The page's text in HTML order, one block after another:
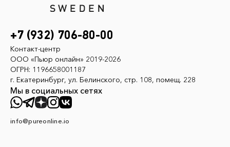
Мы в социальных сетях
info@pureonline.io
+7 (932) 706-80-00
Контакт-центр
ООО «Пьюр онлайн» 2019-2026
ОГРН: 1196658001187
г. Екатеринбург, ул. Белинского, стр. 108, помещ. 228